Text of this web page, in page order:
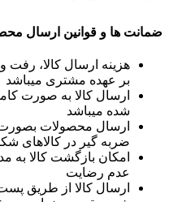
ضمانت ها و قوانین ارسال
هزینه ارسال کالا،
بر عهده مشتری میباشد
ارسال کالا به صورت
شده میباشد
ارسال محصولات بصورت
ضربه گیر در کالاهای
عدم رضایت
ارسال کالا از طریق